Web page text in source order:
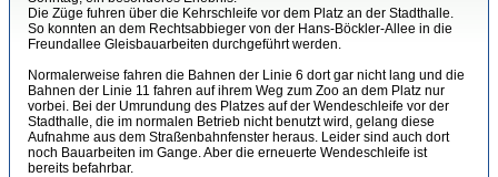
Die Züge fuhren über die Kehrschleife vor dem Platz an der Stadthalle.
So konnten an dem Rechtsabbieger von der Hans-Böckler-Allee in die
Freundallee Gleisbauarbeiten durchgeführt werden.
Normalerweise fahren die Bahnen der Linie 6 dort gar nicht lang und die
Bahnen der Linie 11 fahren auf ihrem Weg zum Zoo an dem Platz nur
vorbei. Bei der Umrundung des Platzes auf der Wendeschleife vor der
Stadthalle, die im normalen Betrieb nicht benutzt wird, gelang diese
Aufnahme aus dem Straßenbahnfenster heraus. Leider sind auch dort
noch Bauarbeiten im Gange. Aber die erneuerte Wendeschleife ist
bereits befahrbar.